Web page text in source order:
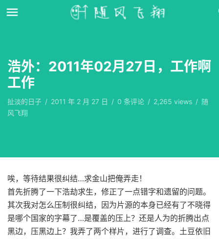
浩外：2011年02月27日，工作啊
工作
扯淡的日子 / 2011 年 2 月 27 日 / 0 条评论 / 2,265 views / 随
风飞翔
唉，等待结果很纠结…求金山把俺弄走！
首先折腾了一下浩劫求生，修正了一点错字和遗留的问题。
其次我对怎么压制很纠结，因为片源的本身已经有了不晓得
是哪个国家的字幕了…是覆盖的压上？还是人为的折腾出点
黑边，压黑边上？我弄了两个样片，进行了调查。土豆依旧